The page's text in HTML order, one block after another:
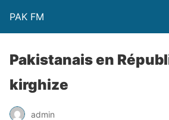
PAK FM
Pakistanais en
kirghize
admin